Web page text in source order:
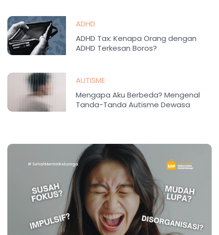
ADHD
ADHD Tax: Kenapa Orang dengan
ADHD Terkesan Boros?
AUTISME
Mengapa Aku Berbeda? Mengenal
Tanda-Tanda Autisme Dewasa